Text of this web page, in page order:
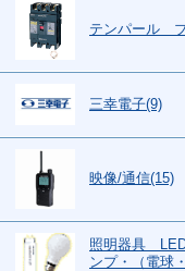
テンパール
三幸電子(9)
映像/通信(15)
照明器具
ンプ・（電球